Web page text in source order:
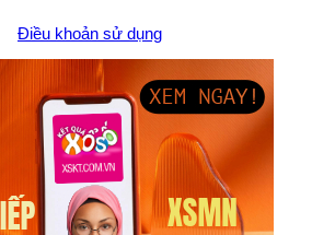
Điều khoản sử dụng
Chính sách quyền riêng tư
mail.nguoinoitieng.tv@gmail.com